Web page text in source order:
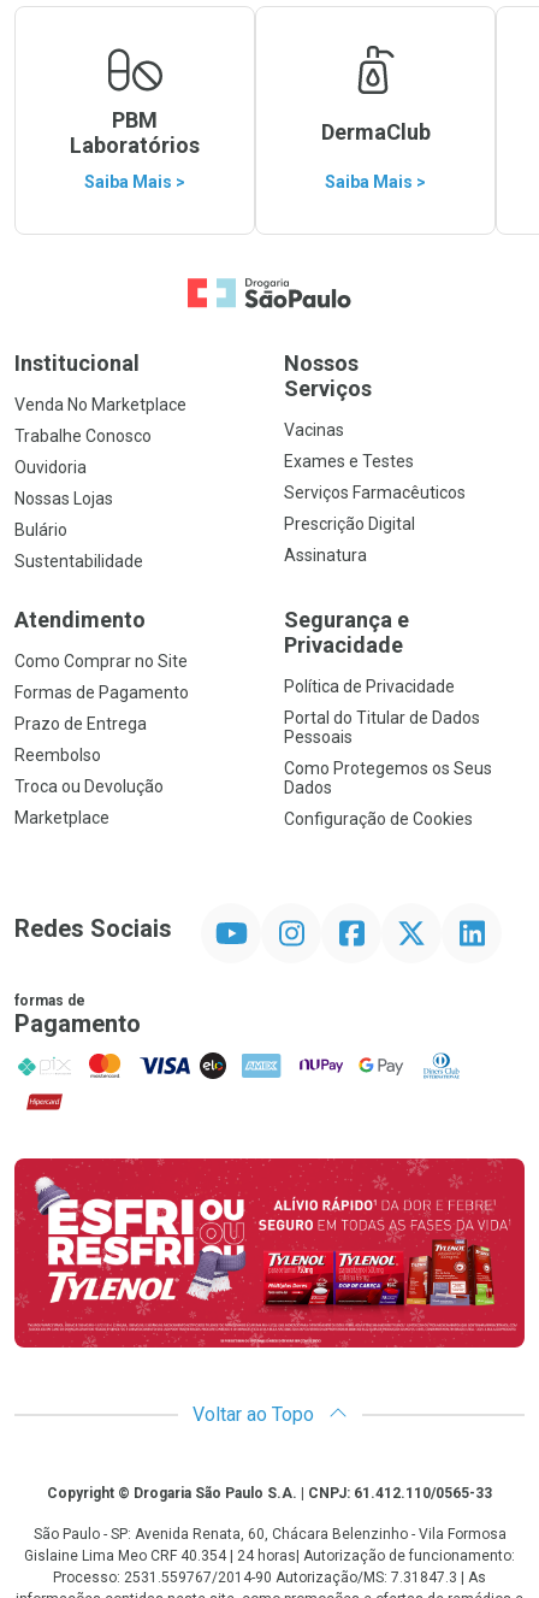
PBM
Laboratórios
Saiba Mais >
DermaClub
Saiba Mais >
Ir para a Home
Institucional
Venda No Marketplace
Trabalhe Conosco
Ouvidoria
Nossas Lojas
Bulário
Sustentabilidade
Nossos
Serviços
Vacinas
Exames e Testes
Serviços Farmacêuticos
Prescrição Digital
Assinatura
Atendimento
Como Comprar no Site
Formas de Pagamento
Prazo de Entrega
Reembolso
Troca ou Devolução
Marketplace
Segurança e
Privacidade
Política de Privacidade
Portal do Titular de Dados
Pessoais
Como Protegemos os Seus
Dados
Configuração de Cookies
Redes Sociais InstagramFacebookTwitter Linkedin
formas de
Pagamento
PIX MasterCard
VISA ELO AMEX NuPay Google PayDiners Club
Hipercard
Promoção em Destaque
Voltar ao Topo
CopyrightCopyright © Drogaria São Paulo S.A. | CNPJ: 61.412.110/0565-33
São Paulo - SP: Avenida Renata, 60, Chácara Belenzinho - Vila Formosa
Gislaine Lima Meo CRF 40.354 | 24 horas| Autorização de funcionamento:
Processo: 2531.559767/2014-90 Autorização/MS: 7.31847.3 | As